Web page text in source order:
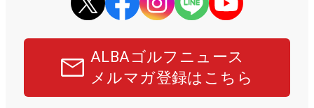
ALBAゴルフニュース
メルマガ登録はこちら